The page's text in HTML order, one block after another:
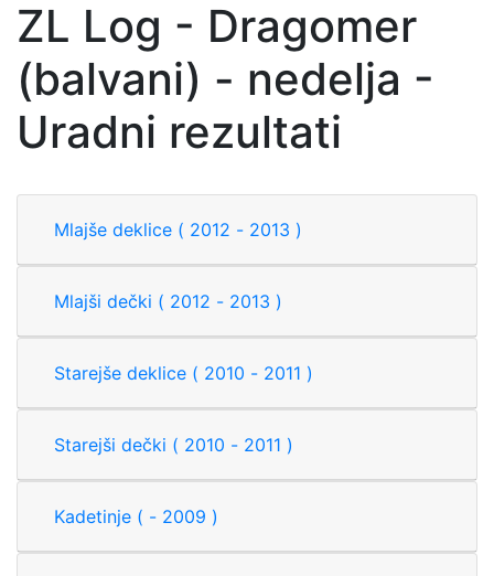
ZL Log - Dragomer
(balvani) - nedelja -
Uradni rezultati
Mlajše deklice ( 2012 - 2013 )
Mlajši dečki ( 2012 - 2013 )
Starejše deklice ( 2010 - 2011 )
Starejši dečki ( 2010 - 2011 )
Kadetinje ( - 2009 )